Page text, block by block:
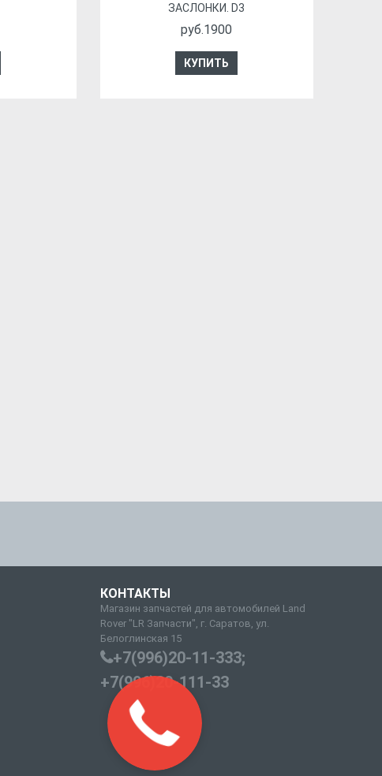
ЗАСЛОНКИ. D3
руб.1900
КУПИТЬ
КОНТАКТЫ
Магазин запчастей для автомобилей Land
Rover "LR Запчасти", г. Саратов, ул.
Белоглинская 15
+7(996)20-11-333;
+7(996)20-111-33